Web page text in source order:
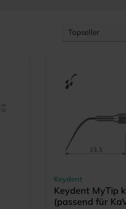
Keydent
Keydent MyTip
(passend für